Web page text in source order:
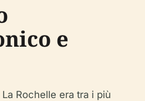
e
Rochelle era tra i più